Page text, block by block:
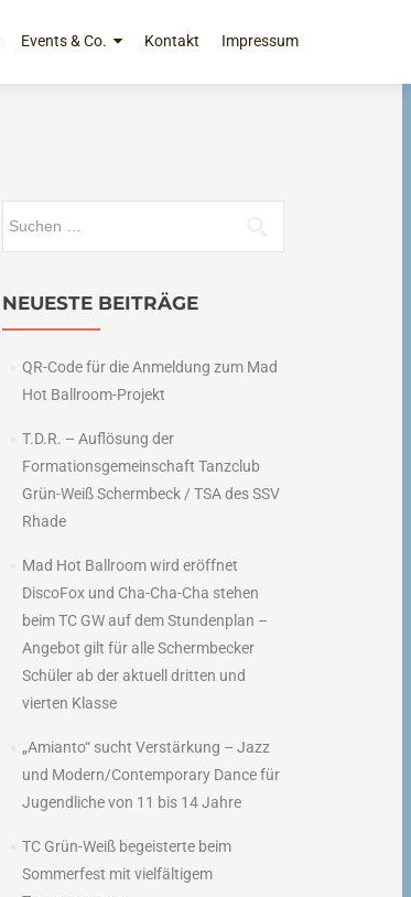
Events & Co. Kontakt Impressum
NEUESTE BEITRÄGE
QR-Code für die Anmeldung zum Mad
Hot Ballroom-Projekt
T.D.R. – Auflösung der
Formationsgemeinschaft Tanzclub
Grün-Weiß Schermbeck / TSA des SSV
Rhade
Mad Hot Ballroom wird eröffnet
DiscoFox und Cha-Cha-Cha stehen
beim TC GW auf dem Stundenplan –
Angebot gilt für alle Schermbecker
Schüler ab der aktuell dritten und
vierten Klasse
„Amianto“ sucht Verstärkung – Jazz
und Modern/Contemporary Dance für
Jugendliche von 11 bis 14 Jahre
TC Grün-Weiß begeisterte beim
Sommerfest mit vielfältigem